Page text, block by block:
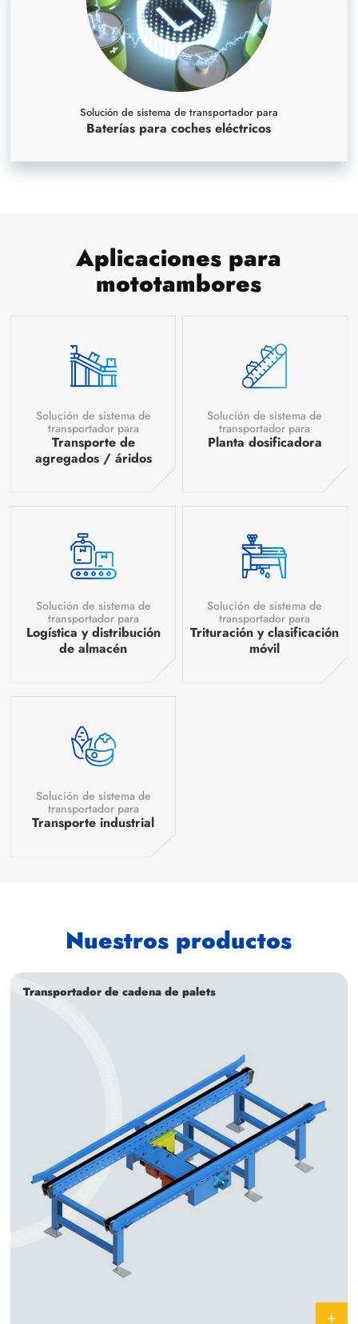
Solución de sistema de transportador para
Baterías para coches eléctricos
Aplicaciones para
mototambores
Solución de sistema de
transportador para
Transporte de
agregados / áridos
Solución de sistema de
transportador para
Planta dosificadora
Solución de sistema de
transportador para
Logística y distribución
de almacén
Solución de sistema de
transportador para
Trituración y clasificación
móvil
Solución de sistema de
transportador para
Transporte industrial
Nuestros productos
Transportador de cadena de palets